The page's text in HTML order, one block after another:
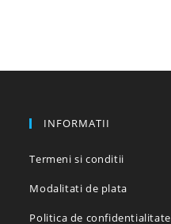
INFORMATII
Termeni si conditii
Modalitati de plata
Politica de confidentialitate